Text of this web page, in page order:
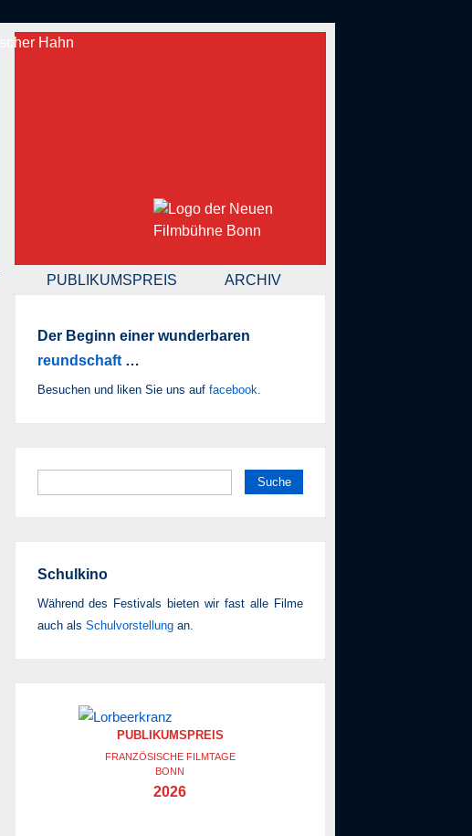
PUBLIKUMSPREIS ARCHIV
Der Beginn einer wunderbaren
reundschaft…
Besuchen und liken Sie uns auf facebook
Schulkino
Während des Festivals bieten wir fast alle Filme
auch als Schul­vor­stellungan.
PUBLIKUMSPREIS
FRANZÖSISCHE FILMTAGE
BONN
2026